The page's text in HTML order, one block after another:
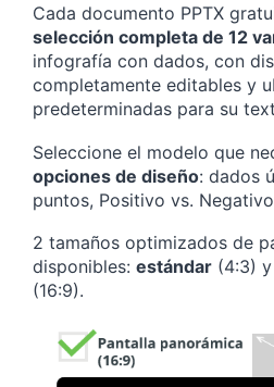
Cada documento PPTX
selección completa de 12
infografía con dados, con
completamente editables y
predeterminadas para su
Seleccione el modelo que
opciones de diseño: dados
puntos, Positivo vs.
2 tamaños optimizados de
disponibles: estándar (4:3) y
(16:9).